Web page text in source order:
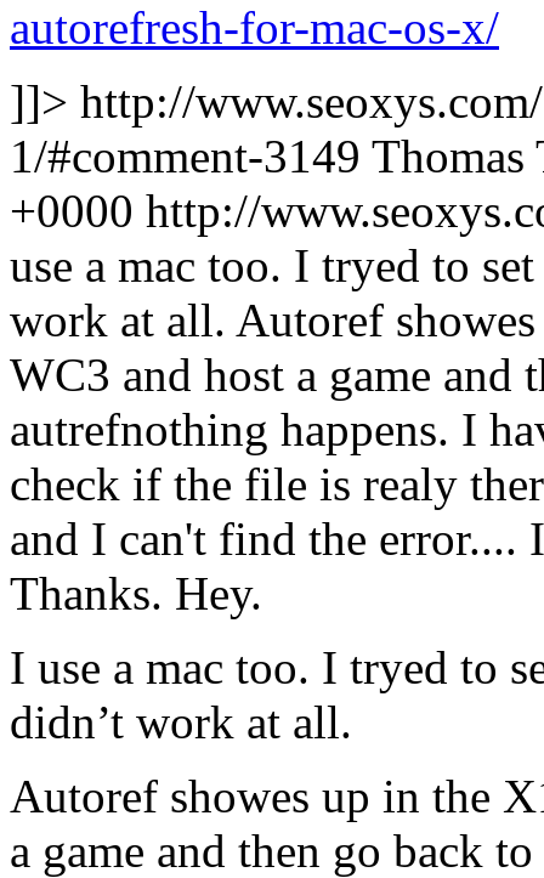
autorefresh-for-mac-os-x/
]]> http://
1/#comment-3149 Thomas
+0000 http://
use a mac too. I tryed to
work at all. Autoref
WC3 and host a game
autrefnothing happens. I
check if the file is realy
and I can't find the error....
Thanks. Hey.
I use a mac too. I tryed to
didn’t work at all.
Autoref showes up in the
a game and then go back